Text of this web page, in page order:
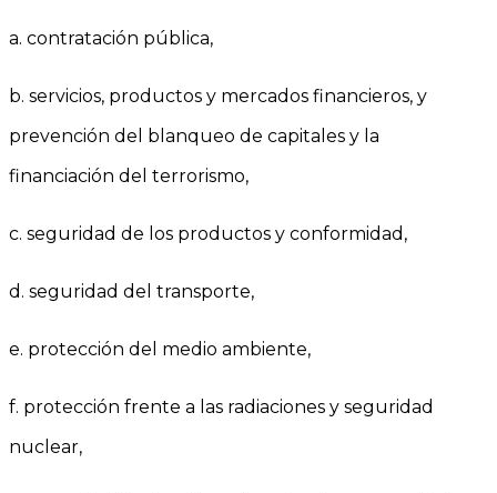
a. contratación pública,
b. servicios, productos y mercados financieros, y
prevención del blanqueo de capitales y la
financiación del terrorismo,
c. seguridad de los productos y conformidad,
d. seguridad del transporte,
e. protección del medio ambiente,
f. protección frente a las radiaciones y seguridad
nuclear,